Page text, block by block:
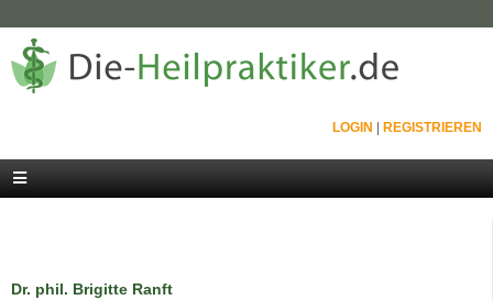
LOGIN REGISTRIEREN
Dr. phil. Brigitte Ranft